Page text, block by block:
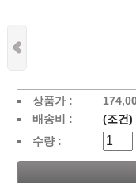
상품가 :
배송비 :
(조건)
수량 :